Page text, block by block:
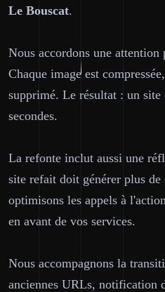
Le Bouscat.
Nous accordons une
Chaque image est
supprimé. Le résultat : un site
secondes.
La refonte inclut aussi une
site refait doit générer plus de
optimisons les appels à
en avant de vos services.
Nous accompagnons la
anciennes URLs, notification